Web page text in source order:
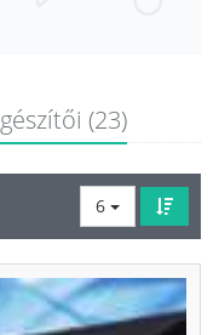
(23)
6